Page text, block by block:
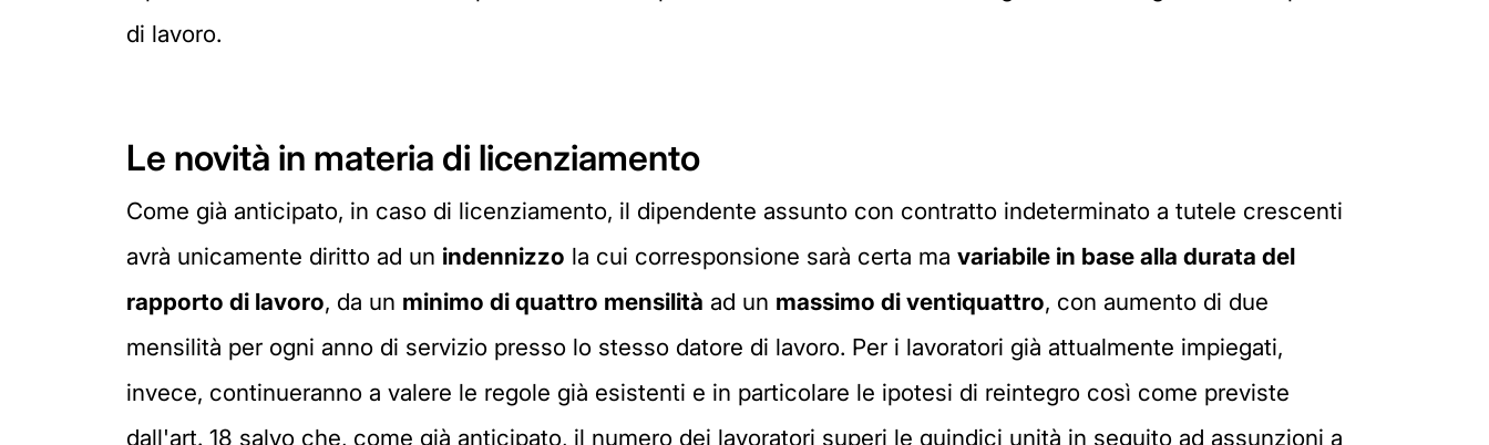
di lavoro.
Le novità in materia di licenziamento
Come già anticipato, in caso di licenziamento, il dipendente assunto con contratto indeterminato a tutele crescenti
avrà unicamente diritto ad un indennizzo la cui corresponsione sarà certa ma variabile in base alla durata del
rapporto di lavoro, da un minimo di quattro mensilità ad un massimo di ventiquattro, con aumento di due
mensilità per ogni anno di servizio presso lo stesso datore di lavoro. Per i lavoratori già attualmente impiegati,
invece, continueranno a valere le regole già esistenti e in particolare le ipotesi di reintegro così come previste
dall'art. 18 salvo che, come già anticipato, il numero dei lavoratori superi le quindici unità in seguito ad assunzioni a